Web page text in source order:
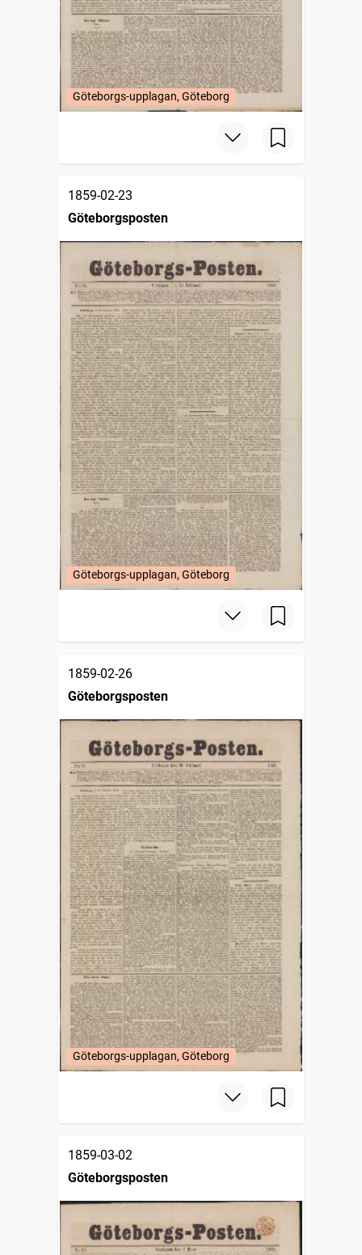
Göteborgs-upplagan, Göteborg
1859-02-23
Göteborgsposten
Göteborgs-upplagan, Göteborg
1859-02-26
Göteborgsposten
Göteborgs-upplagan, Göteborg
1859-03-02
Göteborgsposten